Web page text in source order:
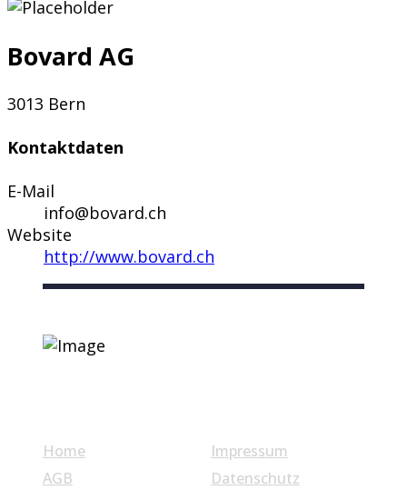
Bovard AG
3013 Bern
Kontaktdaten
E-Mail
info@bovard.ch
Website
http://www.bovard.ch
Home
AGB
Impressum
Datenschutz